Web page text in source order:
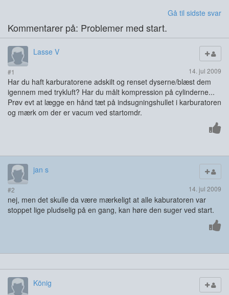
Gå til sidste svar
Kommentarer på: Problemer med start.
Lasse V
#1 14. jul 2009
Har du haft karburatorene adskilt og renset dyserne/blæst dem
igennem med trykluft? Har du målt kompression på cylinderne...
Prøv evt at lægge en hånd tæt på indsugningshullet i karburatoren
og mærk om der er vacum ved startomdr.
jan s
#2 14. jul 2009
nej, men det skulle da være mærkeligt at alle kaburatoren var
stoppet lige pludselig på en gang, kan høre den suger ved start.
König